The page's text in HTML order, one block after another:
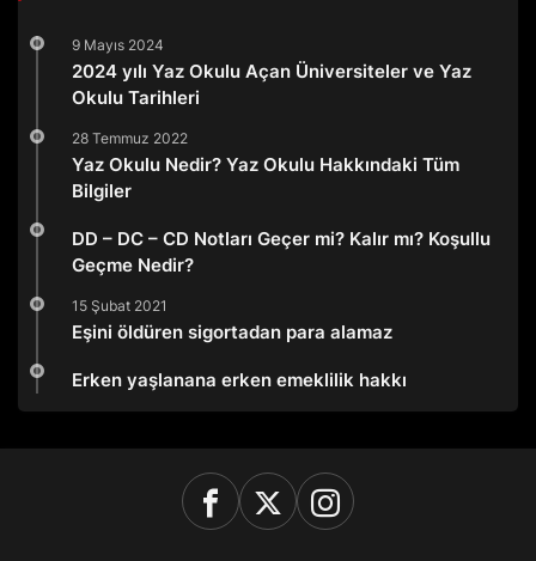
2024 yılı Yaz Okulu Açan Üniversiteler ve Yaz
Okulu Tarihleri
9 Mayıs 2024
Yaz Okulu Nedir? Yaz Okulu Hakkındaki Tüm
Bilgiler
28 Temmuz 2022
DD – DC – CD Notları Geçer mi? Kalır mı? Koşullu
Geçme Nedir?
Eşini öldüren sigortadan para alamaz
15 Şubat 2021
Erken yaşlanana erken emeklilik hakkı